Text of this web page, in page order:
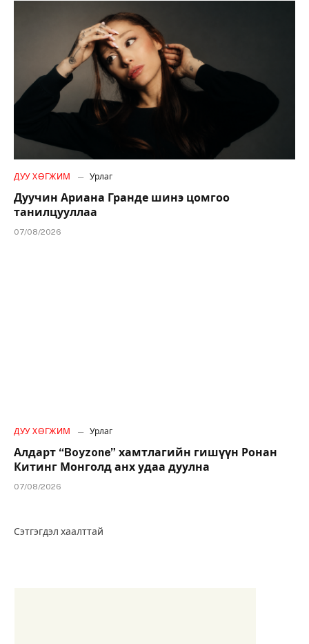
ДУУ ХӨГЖИМ Урлаг
Дуучин Ариана Гранде шинэ цомгоо
танилцууллаа
07/08/2026
ДУУ ХӨГЖИМ Урлаг
Алдарт “Boyzone” хамтлагийн гишүүн Ронан
Китинг Монголд анх удаа дуулна
07/08/2026
Сэтгэгдэл хаалттай